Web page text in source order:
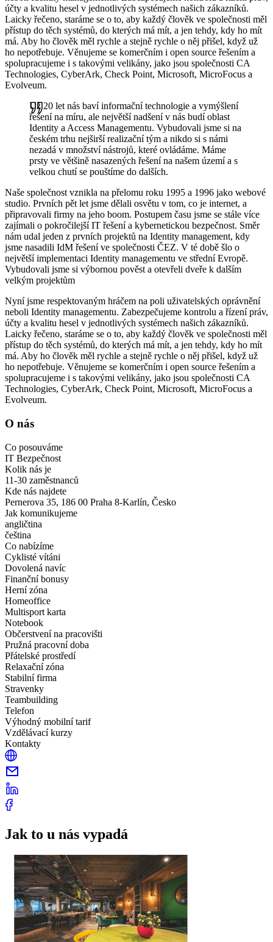
účty a kvalitu hesel v jednotlivých systémech našich zákazníků.
Laicky řečeno, staráme se o to, aby každý člověk ve společnosti měl
přístup do těch systémů, do kterých má mít, a jen tehdy, kdy ho mít
má. Aby ho člověk měl rychle a stejně rychle o něj přišel, když už
ho nepotřebuje. Věnujeme se komerčním i open source řešením a
spolupracujeme i s takovými velikány, jako jsou společnosti CA
Technologies, CyberArk, Check Point, Microsoft, MicroFocus a
Evolveum.
Už 20 let nás baví informační technologie a vymýšlení
řešení na míru, ale největší nadšení v nás budí oblast
Identity a Access Managementu. Vybudovali jsme si na
českém trhu nejširší realizační tým a nikdo si s námi
nezadá v množství nástrojů, které ovládáme. Máme
prsty ve většině nasazených řešení na našem území a s
velkou chutí se pouštíme do dalších.
Naše společnost vznikla na přelomu roku 1995 a 1996 jako webové
studio. Prvních pět let jsme dělali osvětu v tom, co je internet, a
připravovali firmy na jeho boom. Postupem času jsme se stále více
zajímali o pokročilejší IT řešení a kybernetickou bezpečnost. Směr
nám udal jeden z prvních projektů na Identity management, kdy
jsme nasadili IdM řešení ve společnosti ČEZ. V té době šlo o
největší implementaci Identity managementu ve střední Evropě.
Vybudovali jsme si výbornou pověst a otevřeli dveře k dalším
velkým projektům
Nyní jsme respektovaným hráčem na poli uživatelských oprávnění
neboli Identity managementu. Zabezpečujeme kontrolu a řízení práv,
účty a kvalitu hesel v jednotlivých systémech našich zákazníků.
Laicky řečeno, staráme se o to, aby každý člověk ve společnosti měl
přístup do těch systémů, do kterých má mít, a jen tehdy, kdy ho mít
má. Aby ho člověk měl rychle a stejně rychle o něj přišel, když už
ho nepotřebuje. Věnujeme se komerčním i open source řešením a
spolupracujeme i s takovými velikány, jako jsou společnosti CA
Technologies, CyberArk, Check Point, Microsoft, MicroFocus a
Evolveum.
O nás
Co posouváme
IT Bezpečnost
Kolik nás je
11-30 zaměstnanců
Kde nás najdete
Pernerova 35, 186 00 Praha 8-Karlín, Česko
Jak komunikujeme
angličtina
čeština
Co nabízíme
Cyklisté vítáni
Dovolená navíc
Finanční bonusy
Herní zóna
Homeoffice
Multisport karta
Notebook
Občerstvení na pracovišti
Pružná pracovní doba
Přátelské prostředí
Relaxační zóna
Stabilní firma
Stravenky
Teambuilding
Telefon
Výhodný mobilní tarif
Vzdělávací kurzy
Kontakty
Jak to u nás vypadá